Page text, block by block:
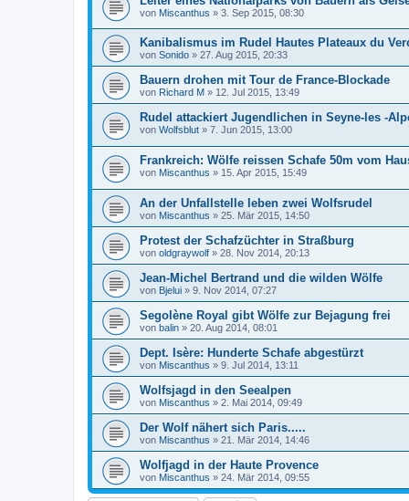
von Miscanthus » 3. Sep 2015, 08:30
Kanibalismus im Rudel Hautes Plateaux du
von Sonido » 27. Aug 2015, 20:33
Bauern drohen mit Tour de France-Blockade
von Richard M » 12. Jul 2015, 13:49
Rudel attackiert Jugendlichen in Seyne-les -
von Wolfsblut » 7. Jun 2015, 13:00
Frankreich: Wölfe reissen Schafe 50m vom
von Miscanthus » 15. Apr 2015, 15:49
An der Unfallstelle leben zwei Wolfsrudel
von Miscanthus » 25. Mär 2015, 14:50
Protest der Schafzüchter in Straßburg
von oldgraywolf » 28. Nov 2014, 20:13
Jean-Michel Bertrand und die wilden Wölfe
von Bjelui » 9. Nov 2014, 07:27
Segolène Royal gibt Wölfe zur Bejagung frei
von balin » 20. Aug 2014, 08:01
Dept. Isère: Hunderte Schafe abgestürzt
von Miscanthus » 9. Jul 2014, 13:11
Wolfsjagd in den Seealpen
von Miscanthus » 2. Mai 2014, 09:49
Der Wolf nähert sich Paris.....
von Miscanthus » 21. Mär 2014, 14:46
Wolfjagd in der Haute Provence
von Miscanthus » 24. Mär 2014, 09:55